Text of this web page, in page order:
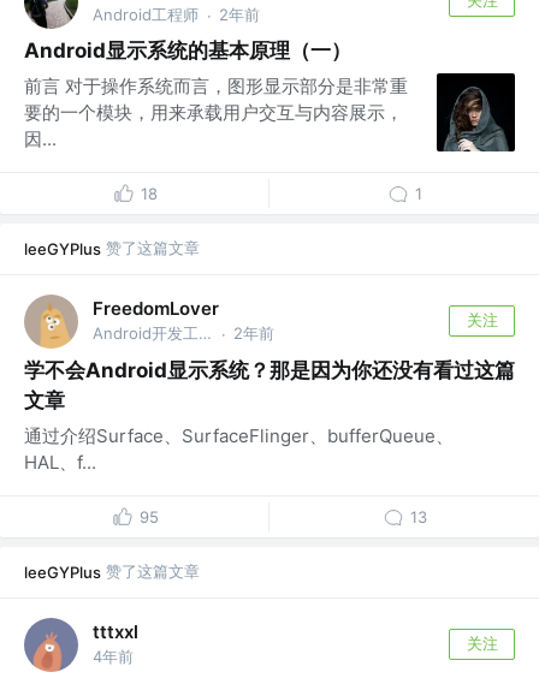
Android工程师 · 2年前
Android显示系统的基本原理（一）
前言 对于操作系统而言，图形显示部分是非常重
要的一个模块，用来承载用户交互与内容展示，
因...
18 1
leeGYPlus 赞了这篇文章
FreedomLover
Android开发工程师 · 2年前
关注
学不会Android显示系统？那是因为你还没有看过这篇
文章
通过介绍Surface、SurfaceFlinger、bufferQueue、
HAL、f...
95 13
leeGYPlus 赞了这篇文章
tttxxl
4年前
关注